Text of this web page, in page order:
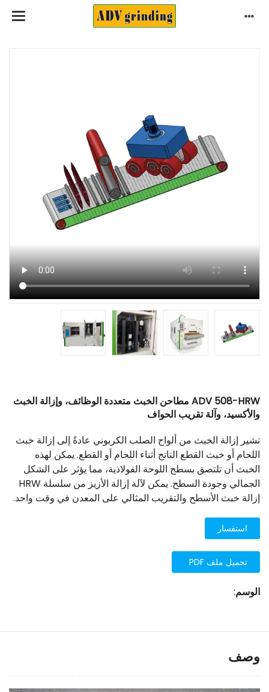
ADV 508-HRW مطاحن الخبث متعددة الوظائف، وإزالة الخبث
والأكسيد، وآلة تقريب الحواف
تشير إزالة الخبث من ألواح الصلب الكربوني عادةً إلى إزالة خبث
اللحام أو خبث القطع الناتج أثناء اللحام أو القطع. يمكن لهذه
الخبث أن تلتصق بسطح اللوحة الفولاذية، مما يؤثر على الشكل
الجمالي وجودة السطح. يمكن لآلة إزالة الأزيز من سلسلة HRW
إزالة خبث الأسطح والتقريب المثالي على المعدن في وقت واحد.
استفسار
تحميل ملف PDF
الوسم:
وصف